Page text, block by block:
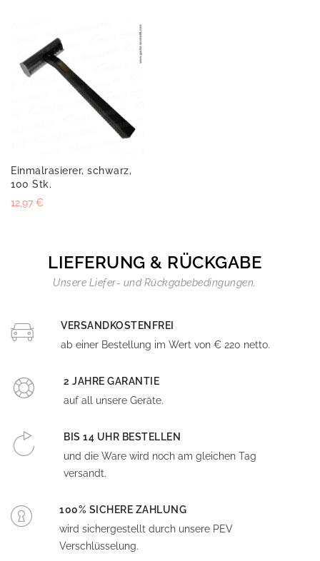
Einmalrasierer, schwarz,
100 Stk.
12,97 €
LIEFERUNG & RÜCKGABE
Unsere Liefer- und Rückgabebedingungen.
VERSANDKOSTENFREI
ab einer Bestellung im Wert von € 220 netto.
2 JAHRE GARANTIE
auf all unsere Geräte.
BIS 14 UHR BESTELLEN
und die Ware wird noch am gleichen Tag
versandt.
100% SICHERE ZAHLUNG
wird sichergestellt durch unsere PEV
Verschlüsselung.